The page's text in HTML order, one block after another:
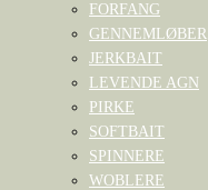
FORFANG
GENNEMLØBER
JERKBAIT
LEVENDE AGN
PIRKE
SOFTBAIT
SPINNERE
WOBLERE